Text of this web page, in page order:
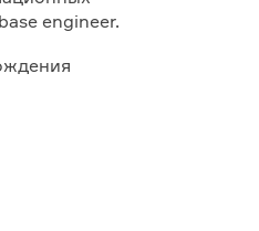
engineer.